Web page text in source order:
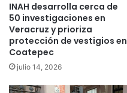
INAH desarrolla cerca de
50 investigaciones en
Veracruz y prioriza
protección de vestigios en
Coatepec
julio 14, 2026